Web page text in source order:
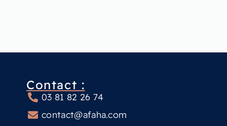
Contact :
03 81 82 26 74
contact@afaha.com